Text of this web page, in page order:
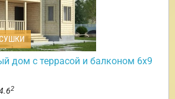
дом с террасой и балконом 6х9
2